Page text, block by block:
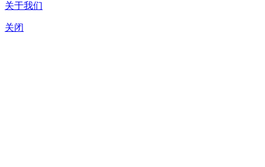
关于我们
关闭